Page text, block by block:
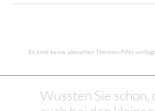
Es sind keine aktuellen Themen-PINs
Wussten Sie schon,